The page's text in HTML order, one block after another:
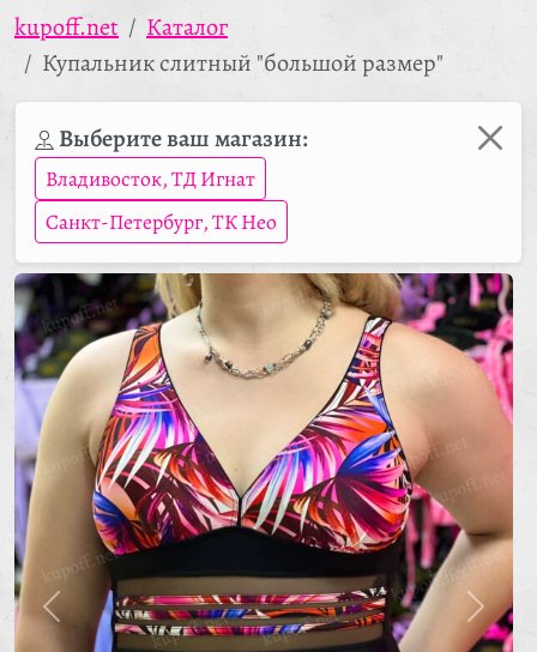
kupoff.net
Каталог
Купальник слитный "большой размер"
Выберите ваш магазин:
Владивосток, ТД Игнат
Санкт-Петербург, ТК Нео